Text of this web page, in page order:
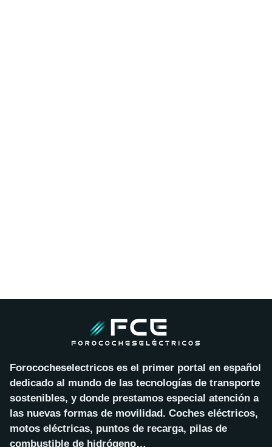
Forococheselectricos es el primer portal en español
dedicado al mundo de las tecnologías de transporte
sostenibles, y donde prestamos especial atención a
las nuevas formas de movilidad. Coches eléctricos,
motos eléctricas, puntos de recarga, pilas de
combustible de hidrógeno…